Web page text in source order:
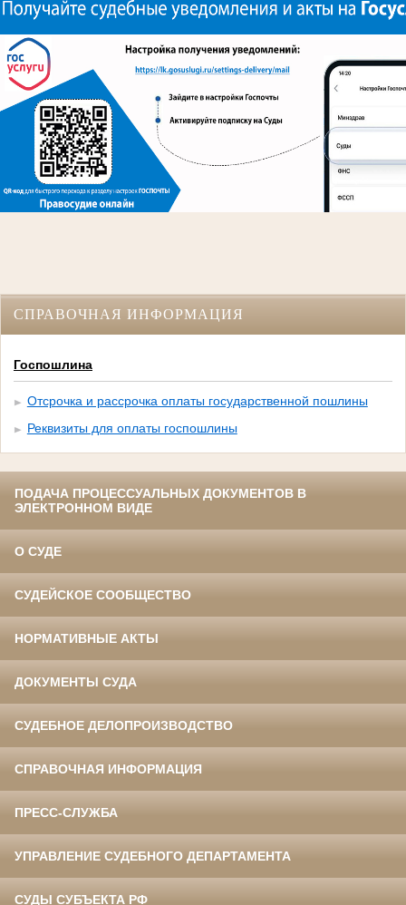
СПРАВОЧНАЯ ИНФОРМАЦИЯ
Госпошлина
Отсрочка и рассрочка оплаты государственной пошлины
Реквизиты для оплаты госпошлины
ПОДАЧА ПРОЦЕССУАЛЬНЫХ ДОКУМЕНТОВ В
ЭЛЕКТРОННОМ ВИДЕ
О СУДЕ
СУДЕЙСКОЕ СООБЩЕСТВО
НОРМАТИВНЫЕ АКТЫ
ДОКУМЕНТЫ СУДА
СУДЕБНОЕ ДЕЛОПРОИЗВОДСТВО
СПРАВОЧНАЯ ИНФОРМАЦИЯ
ПРЕСС-СЛУЖБА
УПРАВЛЕНИЕ СУДЕБНОГО ДЕПАРТАМЕНТА
СУДЫ СУБЪЕКТА РФ